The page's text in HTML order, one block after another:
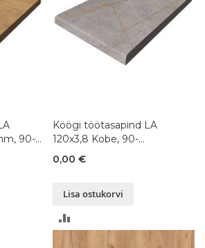
90-
Köögi töötasapind LA
120x3,8 Kobe, 90-
300x120xK3,8 cm
0,00 €
Lisa ostukorvi
VÕRDLUSESSE